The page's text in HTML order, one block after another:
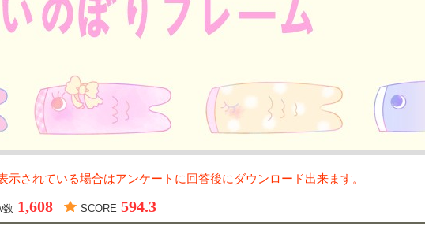
示されている場合はアンケートに回答後にダウンロード出来ます。
数 1,608 SCORE 594.3